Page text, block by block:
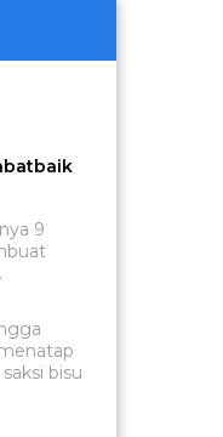
9
bisu